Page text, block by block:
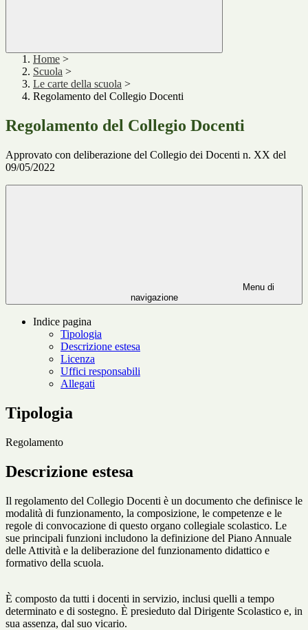
Home >
Scuola >
Le carte della scuola >
Regolamento del Collegio Docenti
Regolamento del Collegio Docenti
Approvato con deliberazione del Collegio dei Docenti n. XX del
09/05/2022
Menu di
navigazione
Indice pagina
Tipologia
Descrizione estesa
Licenza
Uffici responsabili
Allegati
Tipologia
Regolamento
Descrizione estesa
Il regolamento del Collegio Docenti è un documento che definisce le
modalità di funzionamento, la composizione, le competenze e le
regole di convocazione di questo organo collegiale scolastico. Le
sue principali funzioni includono la definizione del Piano Annuale
delle Attività e la deliberazione del funzionamento didattico e
formativo della scuola.
È composto da tutti i docenti in servizio, inclusi quelli a tempo
determinato e di sostegno. È presieduto dal Dirigente Scolastico e, in
sua assenza, dal suo vicario.